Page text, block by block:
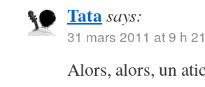
Tatasays:
31 mars 2011 at 9 h
Alors, alors, un